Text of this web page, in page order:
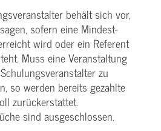
behält sich vor,
sofern eine Mindest­
wird oder ein Referent
Muss eine Veranstaltung
zu
so werden bereits gezahlte
zurückerstattet.
sind ausgeschlossen.